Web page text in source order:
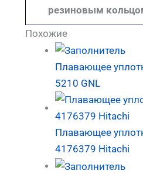
резиновым
Похожие
Плавающее
5210 GNL
Плавающее
4176379 Hitachi